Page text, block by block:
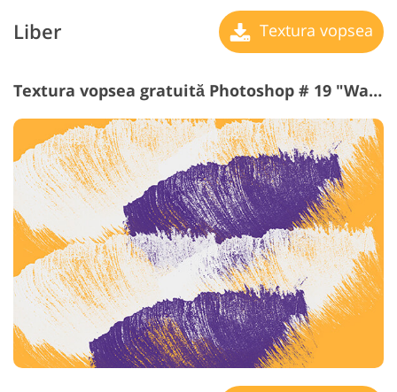
Liber Textura vopsea
Textura vopsea gratuită Photoshop # 19 "Warm"